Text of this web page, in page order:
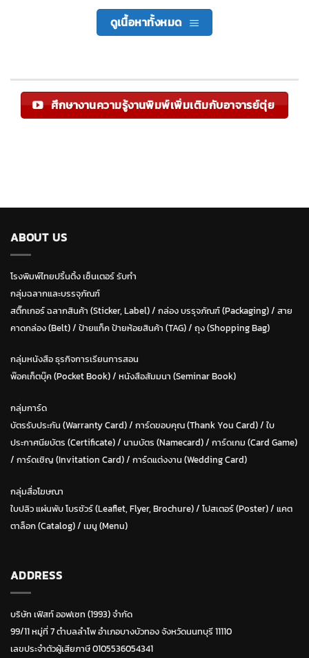
ดูเนื้อหาทั้งหมด
ศึกษางานความรู้งานพิมพ์เพิ่มเติมกับอาจารย์ตุ่ย
ABOUT US
โรงพิมพ์ไทยปริ้นติ้ง เซ็นเตอร์ รับทำ
กลุ่มฉลากและบรรจุภัณฑ์
สติ๊กเกอร์ ฉลากสินค้า (Sticker, Label)/ กล่อง บรรุจภัณฑ์ (Packaging)/ สาย
คาดกล่อง (Belt)/ ป้ายแท็ค ป้ายห้อยสินค้า (TAG)/ ถุง (Shopping Bag)
กลุ่มหนังสือ ธุรกิจการเรียนการสอน
พ๊อคเก็ตบุ๊ค (Pocket Book)/ หนังสือสัมมนา (Seminar Book)
กลุ่มการ์ด
บัตรรับประกัน (Warranty Card)/ การ์ดขอบคุณ (Thank You Card)/ ใบ
ประกาศนียบัตร (Certificate)/ นามบัตร (Namecard)/ การ์ดเกม (Card Game)
/ การ์ดเชิญ (Invitation Card)/ การ์ดแต่งงาน (Wedding Card)
กลุ่มสื่อโฆษณา
ใบปลิว แผ่นพับ โบรชัวร์ (Leaflet, Flyer, Brochure)/ โปสเตอร์ (Poster) / แคต
ตาล็อก (Catalog)/ เมนู (Menu)
ADDRESS
บริษัท เฟิสท์ ออฟเซท (1993) จำกัด
99/11 หมู่ที่ 7 ตำบลลำโพ อำเภอบางบัวทอง จังหวัดนนทบุรี 11110
เลขประจำตัวผู้เสียภาษี 0105536054341